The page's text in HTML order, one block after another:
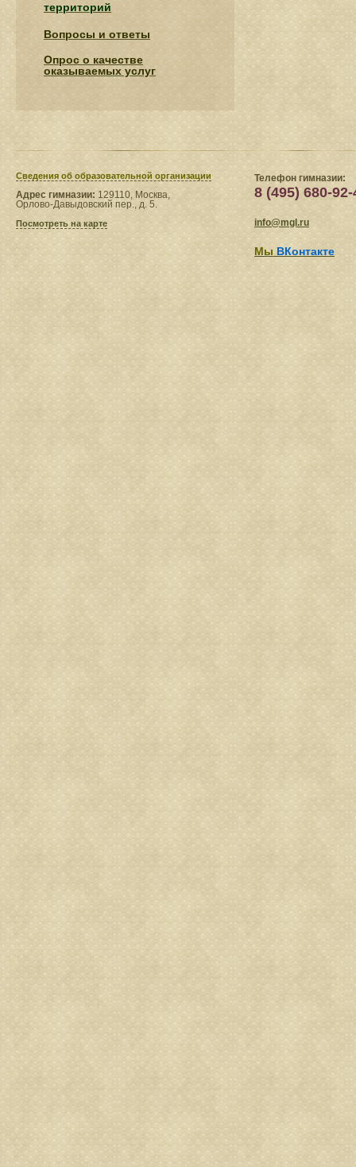
территорий
Вопросы и ответы
Опрос о качестве
оказываемых услуг
Сведения​ об образовательной организации
Адрес гимназии: 129110, Москва,
Орлово-Давыдовский пер., д. 5.
Посмотреть на карте
Телефон гимназии:
8 (495) 680-92-
info@mgl.ru
Мы ВКонтакте